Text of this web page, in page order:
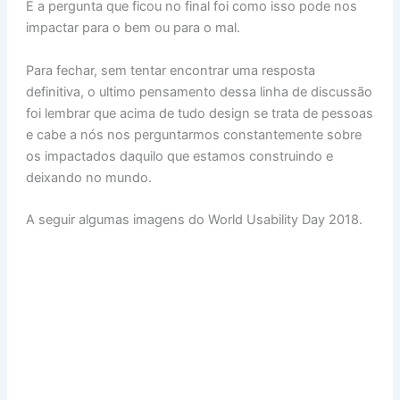
E a pergunta que ficou no final foi como isso pode nos
impactar para o bem ou para o mal.
Para fechar, sem tentar encontrar uma resposta
definitiva, o ultimo pensamento dessa linha de discussão
foi lembrar que acima de tudo design se trata de pessoas
e cabe a nós nos perguntarmos constantemente sobre
os impactados daquilo que estamos construindo e
deixando no mundo.
A seguir algumas imagens do World Usability Day 2018.